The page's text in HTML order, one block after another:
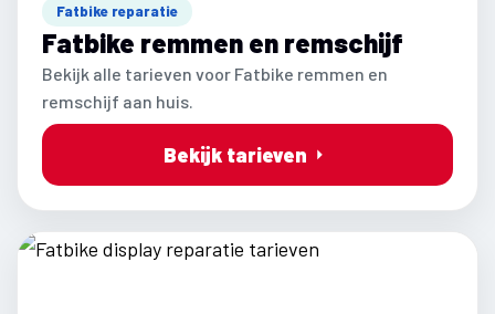
Fatbike reparatie
Fatbike remmen en remschijf
Bekijk alle tarieven voor Fatbike remmen en
remschijf aan huis.
Bekijk tarieven